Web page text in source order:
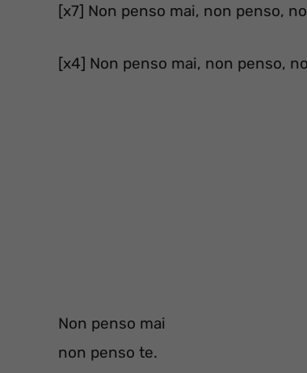
[x7] Non penso mai, non penso,
[x4] Non penso mai, non penso,
Non penso mai
non penso te.